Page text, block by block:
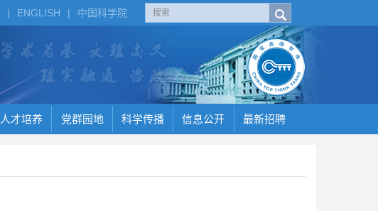
中国科学院
|
ENGLISH
|
人才培养 党群园地 科学传播 信息公开 最新招聘